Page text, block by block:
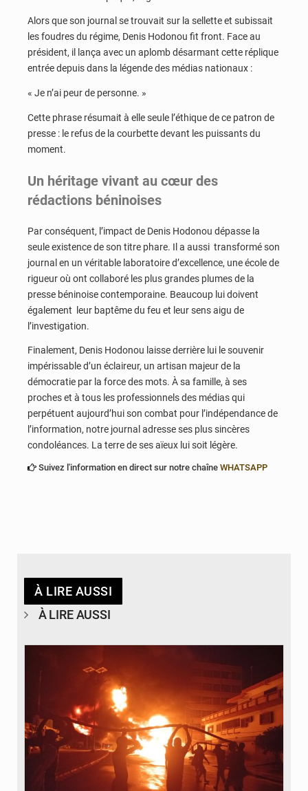
Alors que son journal se trouvait sur la sellette et subissait
les foudres du régime, Denis Hodonou fit front. Face au
président, il lança avec un aplomb désarmant cette réplique
entrée depuis dans la légende des médias nationaux :
« Je n’ai peur de personne. »
Cette phrase résumait à elle seule l’éthique de ce patron de
presse : le refus de la courbette devant les puissants du
moment.
Un héritage vivant au cœur des
rédactions béninoises
Par conséquent, l’impact de Denis Hodonou dépasse la
seule existence de son titre phare. Il a aussi transformé son
journal en un véritable laboratoire d’excellence, une école de
rigueur où ont collaboré les plus grandes plumes de la
presse béninoise contemporaine. Beaucoup lui doivent
également leur baptême du feu et leur sens aigu de
l’investigation.
Finalement, Denis Hodonou laisse derrière lui le souvenir
impérissable d’un éclaireur, un artisan majeur de la
démocratie par la force des mots. À sa famille, à ses
proches et à tous les professionnels des médias qui
perpétuent aujourd’hui son combat pour l’indépendance de
l’information, notre journal adresse ses plus sincères
condoléances. La terre de ses aïeux lui soit légère.
Suivez l'information en direct sur notre chaîne WHATSAPP
À LIRE AUSSI
À LIRE AUSSI